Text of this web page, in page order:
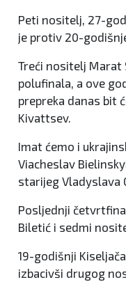
Peti nositelj, 27-
je protiv 20-
Treći nositelj Marat
polufinala, a ove
prepreka danas bit
Kivattsev.
Imat ćemo i
Viacheslav
starijeg Vladyslava
Posljednji
Biletić i sedmi
19-godišnji
izbacivši drugog